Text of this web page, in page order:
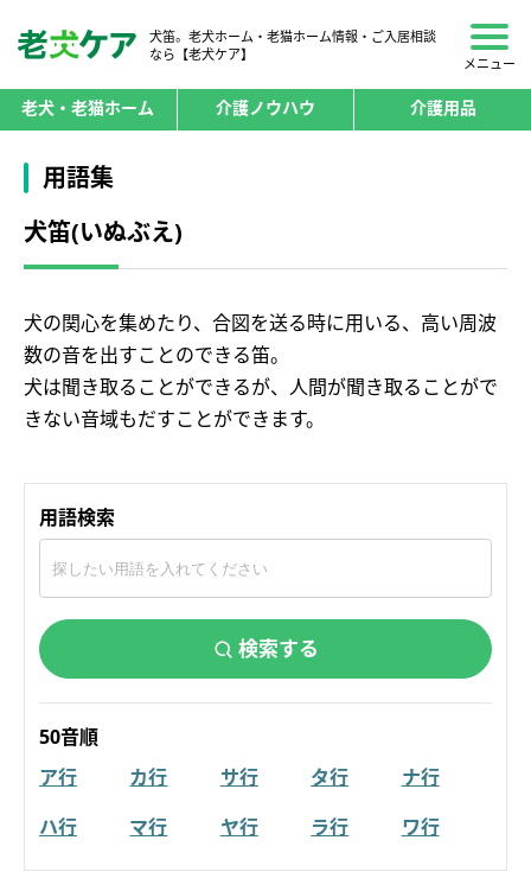
犬笛。老犬ホーム・老猫ホーム情報・ご入居相談
なら【老犬ケア】
メニュー
老犬・老猫ホーム 介護ノウハウ 介護用品
用語集
犬笛(いぬぶえ)
犬の関心を集めたり、合図を送る時に用いる、高い周波
数の音を出すことのできる笛。
犬は聞き取ることができるが、人間が聞き取ることがで
きない音域もだすことができます。
用語検索
検索する
50音順
ア行
カ行 サ行 タ行
ナ行
ハ行
マ行 ヤ行 ラ行 ワ行